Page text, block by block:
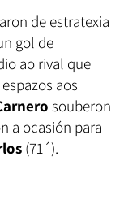
de estratexia
gol de
ao rival que
aos
souberon
a ocasión para
(71´).